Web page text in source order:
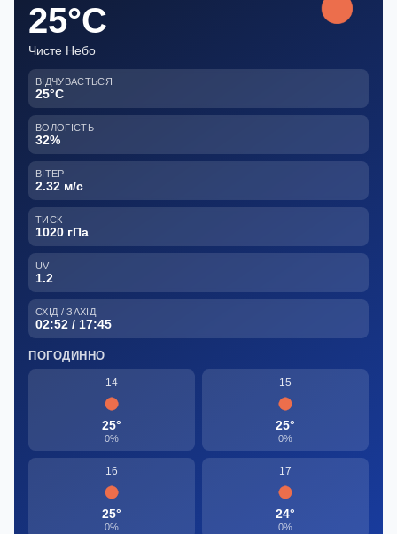
25°C
Чисте Небо
ВІДЧУВАЄТЬСЯ
25°C
ВОЛОГІСТЬ
32%
ВІТЕР
2.32 м/с
ТИСК
1020 гПа
UV
1.2
СХІД / ЗАХІД
02:52 / 17:45
ПОГОДИННО
14
25°
0%
15
25°
0%
16
25°
0%
17
24°
0%